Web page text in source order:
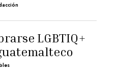
LGBTIQ+